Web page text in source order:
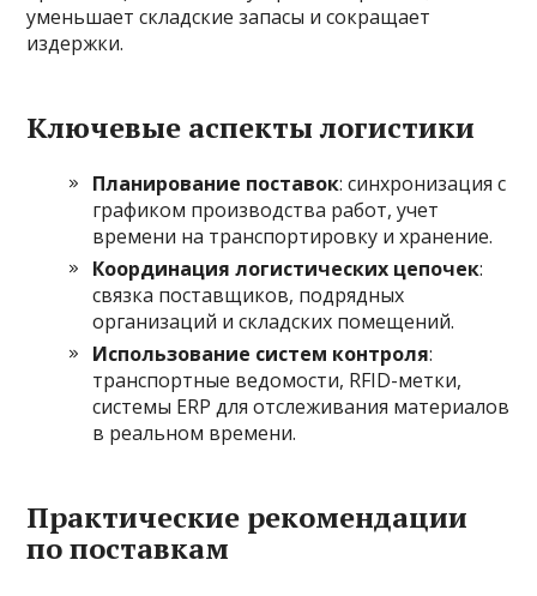
уменьшает складские запасы и сокращает
издержки.
Ключевые аспекты логистики
Планирование поставок: синхронизация с
графиком производства работ, учет
времени на транспортировку и хранение.
Координация логистических цепочек:
связка поставщиков, подрядных
организаций и складских помещений.
Использование систем контроля:
транспортные ведомости, RFID-метки,
системы ERP для отслеживания материалов
в реальном времени.
Практические рекомендации
по поставкам